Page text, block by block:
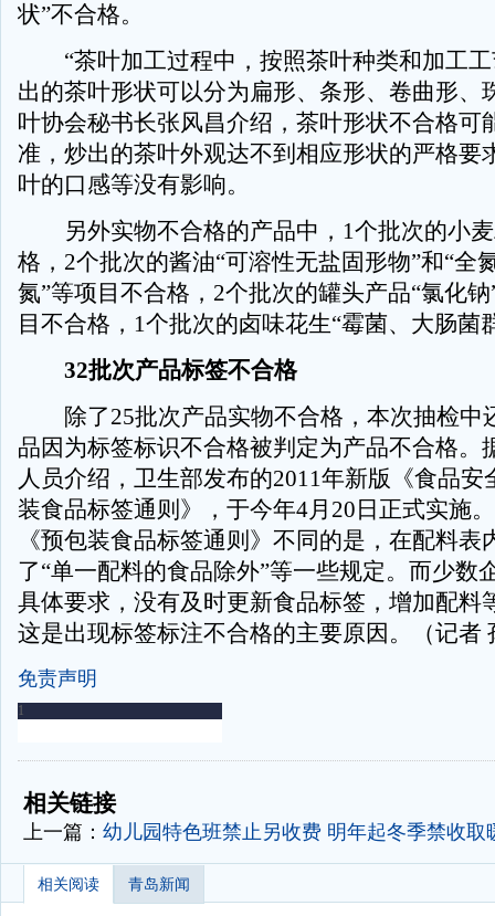
状”不合格。
“茶叶加工过程中，按照茶叶种类和加工工
出的茶叶形状可以分为扁形、条形、卷曲形、
叶协会秘书长张风昌介绍，茶叶形状不合格可
准，炒出的茶叶外观达不到相应形状的严格要
叶的口感等没有影响。
另外实物不合格的产品中，1个批次的小麦
格，2个批次的酱油“可溶性无盐固形物”和“全
氮”等项目不合格，2个批次的罐头产品“氯化钠
目不合格，1个批次的卤味花生“霉菌、大肠菌
32批次产品标签不合格
除了25批次产品实物不合格，本次抽检中
品因为标签标识不合格被判定为产品不合格。
人员介绍，卫生部发布的2011年新版《食品安
装食品标签通则》，于今年4月20日正式实施
《预包装食品标签通则》不同的是，在配料表
了“单一配料的食品除外”等一些规定。而少数
具体要求，没有及时更新食品标签，增加配料
这是出现标签标注不合格的主要原因。（记者
免责声明
-
相关链接
上一篇： 幼儿园特色班禁止另收费 明年起冬季禁收取
相关阅读 青岛新闻